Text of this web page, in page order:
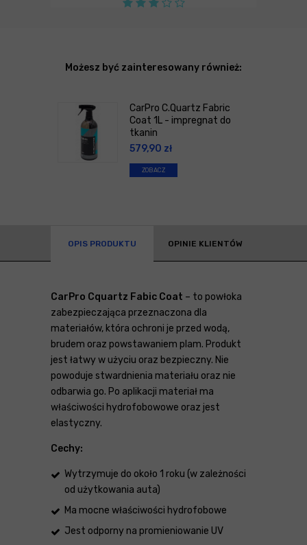
Możesz być zainteresowany również:
CarPro C.Quartz Fabric
Coat 1L - impregnat do
tkanin
579,90 zł
ZOBACZ
OPIS PRODUKTU OPINIE KLIENTÓW
CarPro Cquartz Fabic Coat – to powłoka
zabezpieczająca przeznaczona dla
materiałów, która ochroni je przed wodą,
brudem oraz powstawaniem plam. Produkt
jest łatwy w użyciu oraz bezpieczny. Nie
powoduje stwardnienia materiału oraz nie
odbarwia go. Po aplikacji materiał ma
właściwości hydrofobowowe oraz jest
elastyczny.
Cechy:
Wytrzymuje do około 1 roku (w zależności
od użytkowania auta)
Ma mocne właściwości hydrofobowe
Jest odporny na promieniowanie UV